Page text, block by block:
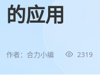
的应用
作者：合力小编 2319